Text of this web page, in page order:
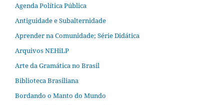
Agenda Política Pública
Antiguidade e Subalternidade
Aprender na Comunidade; Série Didática
Arquivos NEHiLP
Arte da Gramática no Brasil
Biblioteca Brasiliana
Bordando o Manto do Mundo